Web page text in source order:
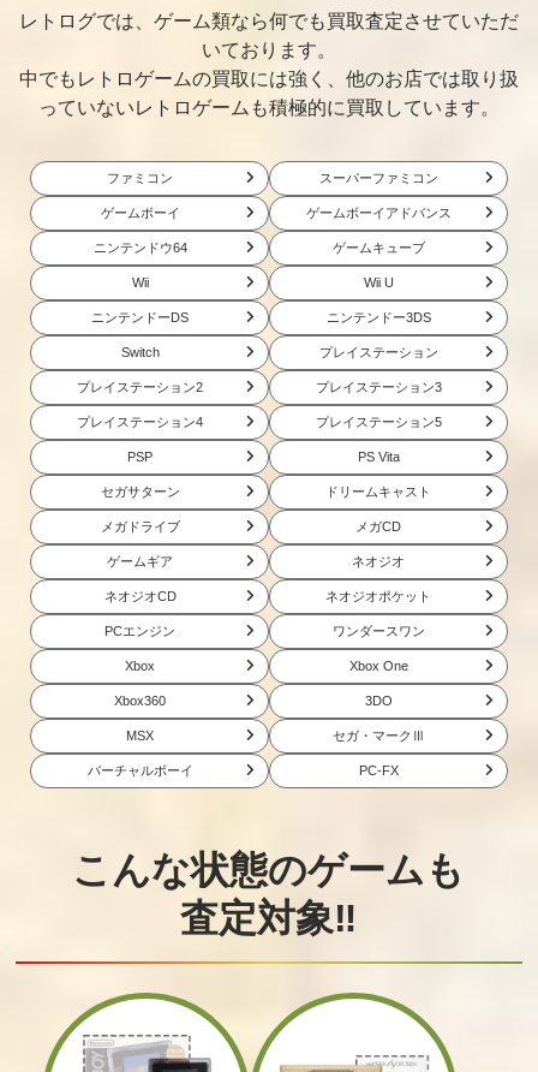
レトログでは、ゲーム類なら何でも買取査定させていただ
いております。
中でもレトロゲームの買取には強く、他のお店では取り扱
っていないレトロゲームも積極的に買取しています。
ファミコン スーパーファミコン
ゲームボーイ ゲームボーイアドバンス
ニンテンドウ64 ゲームキューブ
Wii Wii U
ニンテンドーDS ニンテンドー3DS
Switch プレイステーション
プレイステーション2 プレイステーション3
プレイステーション4 プレイステーション5
PSP PS Vita
セガサターン ドリームキャスト
メガドライブ メガCD
ゲームギア ネオジオ
ネオジオCD ネオジオポケット
PCエンジン ワンダースワン
Xbox Xbox One
Xbox360 3DO
MSX セガ・マークⅢ
バーチャルボーイ PC-FX
こんな状態のゲームも
査定対象‼